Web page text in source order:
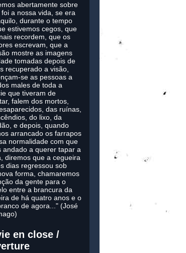
abertamente sobre
a nossa vida, se era
durante o tempo
estivemos cegos, que
recordem, que os
escrevam, que a
mostre as imagens
tomadas depois de
recuperado a visão,
se as pessoas a
males de toda a
que tiveram de
falem dos mortos,
das ruínas,
do lixo, da
e depois, quando
arrancado os farrapos
normalidade com que
andado a querer tapar a
diremos que a cegueira
dias regressou sob
forma, chamaremos
da gente para o
entre a brancura da
de há quatro anos e o
de agora..." (José
en close /